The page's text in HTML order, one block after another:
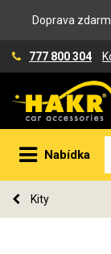
Doprava
777 800 304
Nabídka
Kity